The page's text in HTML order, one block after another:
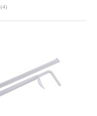
(4)